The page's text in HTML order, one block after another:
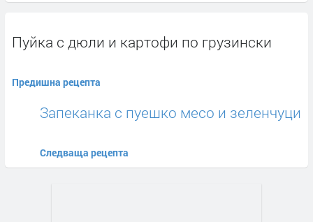
Пуйка с дюли и картофи по грузински
Предишна рецепта
Запеканка с пуешко месо и зеленчуци
Следваща рецепта